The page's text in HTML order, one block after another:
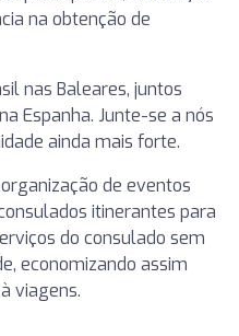
na obtenção de
nas Baleares, juntos
Espanha. Junte-se a nós
ainda mais forte.
de eventos
itinerantes para
do consulado sem
economizando assim
viagens.